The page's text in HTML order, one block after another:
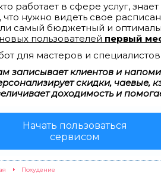
работает в сфере услуг,
что нужно видеть свое
самый бюджетный и
пользователей первый
для мастеров и
записывает клиентов и
скидки, чаевые,
доходимость и
Начать пользоваться
сервисом
Похудение